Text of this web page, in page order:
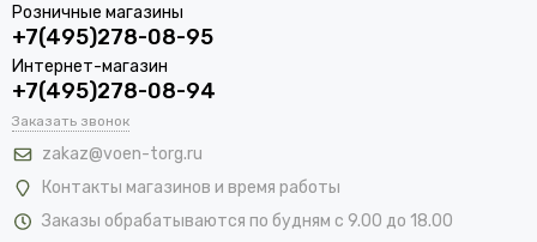
Розничные магазины
+7(495)278-08-95
Интернет-магазин
+7(495)278-08-94
Заказать звонок
zakaz@voen-torg.ru
Контакты магазинов и время работы
Заказы обрабатываются по будням с 9.00 до 18.00